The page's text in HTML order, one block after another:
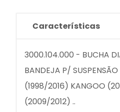
Características
3000.104.000 - BUCHA
BANDEJA P/
(1998/2016) KANGOO
(2009/2012) ..